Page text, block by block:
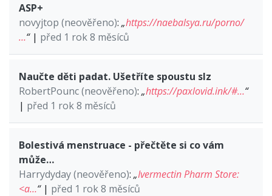
ASP+
novyjtop (neověřeno): „https://naebalsya.ru/porno/
…“| před 1 rok 8 měsíců
Naučte děti padat. Ušetříte spoustu slz
RobertPounc (neověřeno): „https://paxlovid.ink/#…“
| před 1 rok 8 měsíců
Bolestivá menstruace - přečtěte si co vám
může…
Harrydyday (neověřeno): „Ivermectin Pharm Store:
<a…“| před 1 rok 8 měsíců